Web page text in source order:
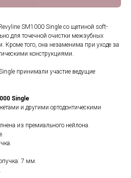
SM1000 Single со щетиной soft-
для точечной очистки межзубных
Кроме того, она незаменима при уходе за
конструкциями.
принимали участие ведущие
Single
и другими ортодонтическими
из премиального нейлона.
7 мм.